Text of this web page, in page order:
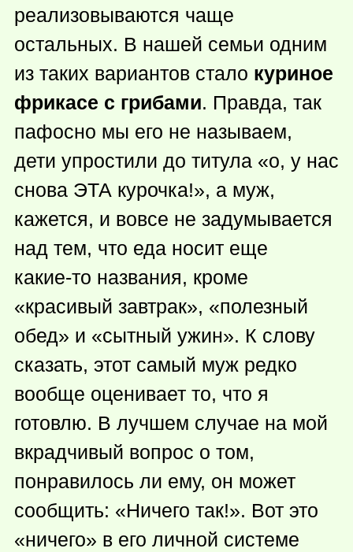
реализовываются чаще
остальных. В нашей семьи одним
из таких вариантов стало куриное
фрикасе с грибами. Правда, так
пафосно мы его не называем,
дети упростили до титула «о, у нас
снова ЭТА курочка!», а муж,
кажется, и вовсе не задумывается
над тем, что еда носит еще
какие-то названия, кроме
«красивый завтрак», «полезный
обед» и «сытный ужин». К слову
сказать, этот самый муж редко
вообще оценивает то, что я
готовлю. В лучшем случае на мой
вкрадчивый вопрос о том,
понравилось ли ему, он может
сообщить: «Ничего так!». Вот это
«ничего» в его личной системе